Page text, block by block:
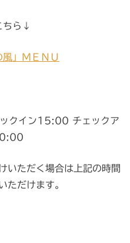
ちら↓
風」ＭＥＮＵ
クイン15:00 チェックア
いただく場合は上記の時間
ただけます。